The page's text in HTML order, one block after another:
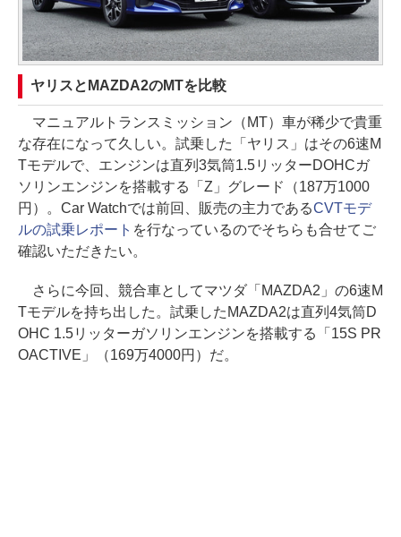
ヤリスとMAZDA2のMTを比較
マニュアルトランスミッション（MT）車が稀少で貴重
な存在になって久しい。試乗した「ヤリス」はその6速M
Tモデルで、エンジンは直列3気筒1.5リッターDOHCガ
ソリンエンジンを搭載する「Z」グレード（187万1000
円）。Car Watchでは前回、販売の主力であるCVTモデ
ルの試乗レポート を行なっているのでそちらも合せてご
確認いただきたい。
さらに今回、競合車としてマツダ「MAZDA2」の6速M
Tモデルを持ち出した。試乗したMAZDA2は直列4気筒D
OHC 1.5リッターガソリンエンジンを搭載する「15S PR
OACTIVE」（169万4000円）だ。